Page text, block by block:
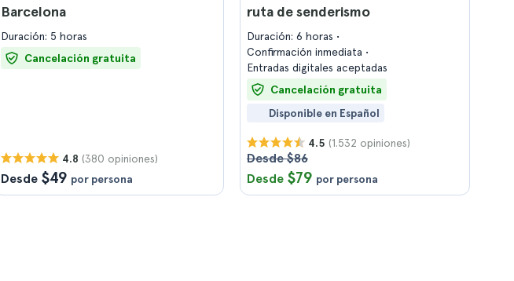
Barcelona
Duración: 5 horas
Cancelación gratuita
4.8 (380 opiniones)
Desde $49 por persona
ruta de senderismo
Duración: 6 horas
Confirmación inmediata
Entradas digitales aceptadas
Cancelación gratuita
Disponible en Español
4.5 (1.532 opiniones)
Desde $86
Desde $79 por persona